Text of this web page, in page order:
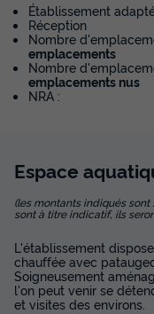
Établissement
Réception
Nombre
emplacements
Nombre
emplacements nus
NRA :
Espace
(les montants indiqués
sont à titre indicatif, ils
L'établissement
chauffée avec
Soigneusement
l'on peut venir se
et visites des environs.